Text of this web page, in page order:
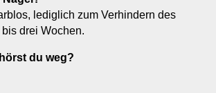
lediglich zum Verhindern des
drei Wochen.
du weg?